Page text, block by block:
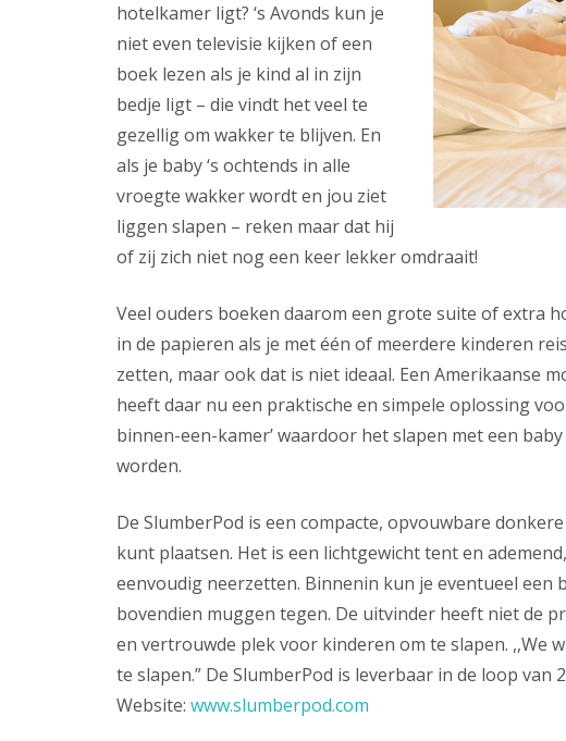
hotelkamer ligt? ‘s Avonds kun je
niet even televisie kijken of een
boek lezen als je kind al in zijn
bedje ligt – die vindt het veel te
gezellig om wakker te blijven. En
als je baby ‘s ochtends in alle
vroegte wakker wordt en jou ziet
liggen slapen – reken maar dat hij
of zij zich niet nog een keer lekker omdraait!
Veel ouders boeken daarom een grote suite of extra
in de papieren als je met één of meerdere kinderen
zetten, maar ook dat is niet ideaal. Een Amerikaanse
heeft daar nu een praktische en simpele oplossing
binnen-een-kamer’ waardoor het slapen met een
worden.
De SlumberPod is een compacte, opvouwbare
kunt plaatsen. Het is een lichtgewicht tent en
eenvoudig neerzetten. Binnenin kun je eventueel
bovendien muggen tegen. De uitvinder heeft niet de
en vertrouwde plek voor kinderen om te slapen. ,,We
te slapen.” De SlumberPod is leverbaar in de loop van
Website: www.slumberpod.com